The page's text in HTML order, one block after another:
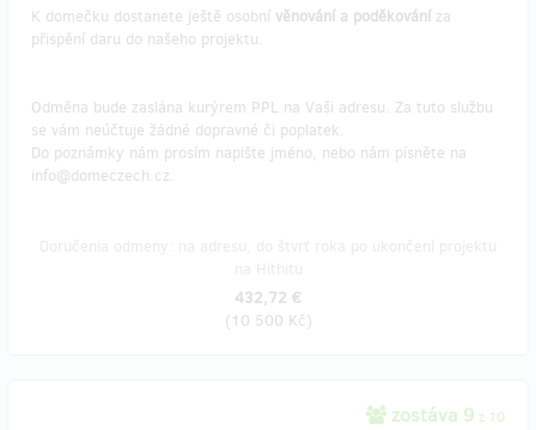
K domečku dostanete ještě osobní věnování a poděkování za
přispění daru do našeho projektu.
Odměna bude zaslána kurýrem PPL na Vaši adresu. Za tuto službu
se vám neúčtuje žádné dopravné či poplatek.
Do poznámky nám prosím napište jméno, nebo nám písněte na
info@domeczech.cz.
432,72 €
(10 500 Kč)
zostáva 9 z 10